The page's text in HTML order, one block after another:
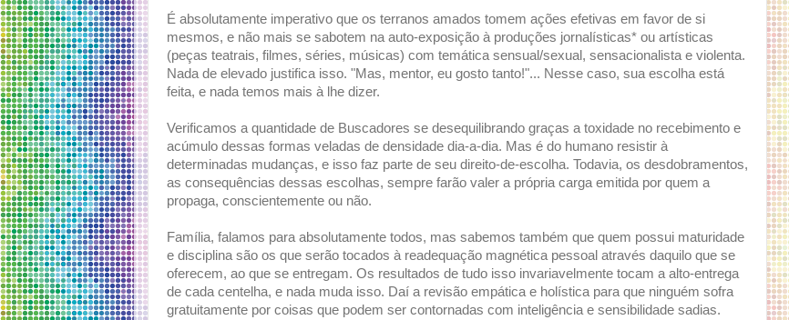
É absolutamente imperativo que os terranos amados tomem ações efetivas em favor de si
mesmos, e não mais se sabotem na auto-exposição à produções jornalísticas* ou artísticas
(peças teatrais, filmes, séries, músicas) com temática sensual/sexual, sensacionalista e violenta.
Nada de elevado justifica isso. "Mas, mentor, eu gosto tanto!"... Nesse caso, sua escolha está
feita, e nada temos mais à lhe dizer.
Verificamos a quantidade de Buscadores se desequilibrando graças a toxidade no recebimento e
acúmulo dessas formas veladas de densidade dia-a-dia. Mas é do humano resistir à
determinadas mudanças, e isso faz parte de seu direito-de-escolha. Todavia, os desdobramentos,
as consequências dessas escolhas, sempre farão valer a própria carga emitida por quem a
propaga, conscientemente ou não.
Família, falamos para absolutamente todos, mas sabemos também que quem possui maturidade
e disciplina são os que serão tocados à readequação magnética pessoal através daquilo que se
oferecem, ao que se entregam. Os resultados de tudo isso invariavelmente tocam a alto-entrega
de cada centelha, e nada muda isso. Daí a revisão empática e holística para que ninguém sofra
gratuitamente por coisas que podem ser contornadas com inteligência e sensibilidade sadias.